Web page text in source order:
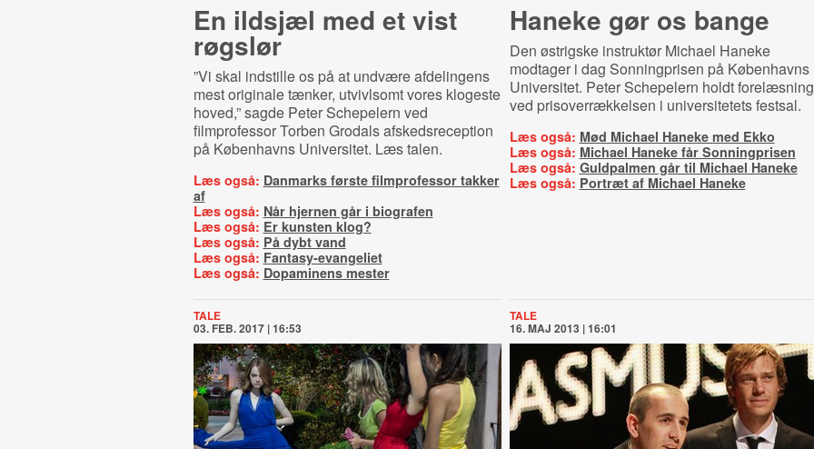
En ildsjæl med et vist
røgslør
”Vi skal indstille os på at undvære afdelingens
mest originale tænker, utvivlsomt vores klogeste
hoved,” sagde Peter Schepelern ved
filmprofessor Torben Grodals afskedsreception
på Københavns Universitet. Læs talen.
Læs også: Danmarks første filmprofessor takker
af
Læs også: Når hjernen går i biografen
Læs også: Er kunsten klog?
Læs også: På dybt vand
Læs også: Fantasy-evangeliet
Læs også: Dopaminens mester
Haneke gør os bange
Den østrigske instruktør Michael Haneke
modtager i dag Sonningprisen på Københavns
Universitet. Peter Schepelern holdt forelæsning
ved prisoverrækkelsen i universitetets festsal.
Læs også: Mød Michael Haneke med Ekko
Læs også: Michael Haneke får Sonningprisen
Læs også: Guldpalmen går til Michael Haneke
Læs også: Portræt af Michael Haneke
TALE
03. FEB. 2017 | 16:53
TALE
16. MAJ 2013 | 16:01